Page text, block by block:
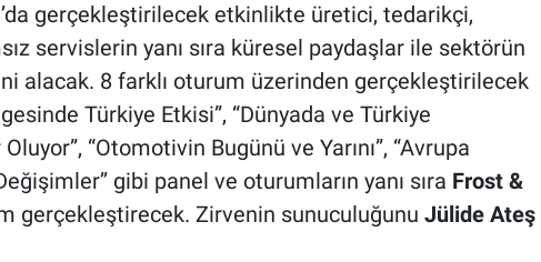
gerçekleştirilecek etkinlikte üretici, tedarikçi,
servislerin yanı sıra küresel paydaşlar ile sektörün
alacak. 8 farklı oturum üzerinden gerçekleştirilecek
Türkiye Etkisi”, “Dünyada ve Türkiye
“Otomotivin Bugünü ve Yarını”, “Avrupa
gibi panel ve oturumların yanı sıra Frost &
gerçekleştirecek. Zirvenin sunuculuğunu Jülide Ateş